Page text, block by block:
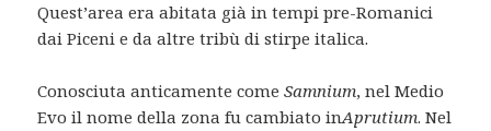
Quest’area era abitata già in tempi pre-Romanici
dai Piceni e da altre tribù di stirpe italica.
Conosciuta anticamente comeSamnium, nel Medio
Evo il nome della zona fu cambiato inAprutium. Nel